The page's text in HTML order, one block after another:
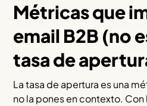
Métricas que
email B2B (no
tasa de
La tasa de apertura es una
no la pones en contexto.